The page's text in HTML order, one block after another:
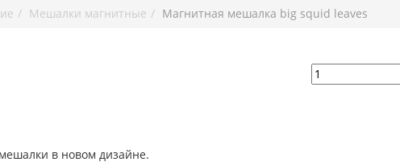
Мешалки магнитные Магнитная мешалка big squid leaves
в новом дизайне.